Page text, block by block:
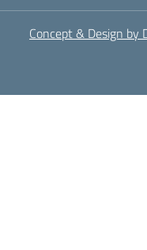
Concept & Design by